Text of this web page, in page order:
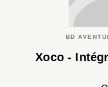
BD
Xoco -